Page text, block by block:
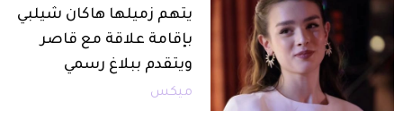
يتهم زميلها هاكان شيلبي
بإقامة علاقة مع قاصر
ويتقدم ببلاغ رسمي
ميكس